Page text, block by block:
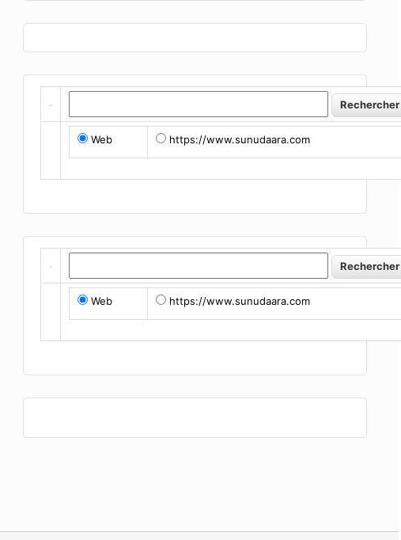
Web https://www.sunudaara.com
Web https://www.sunudaara.com